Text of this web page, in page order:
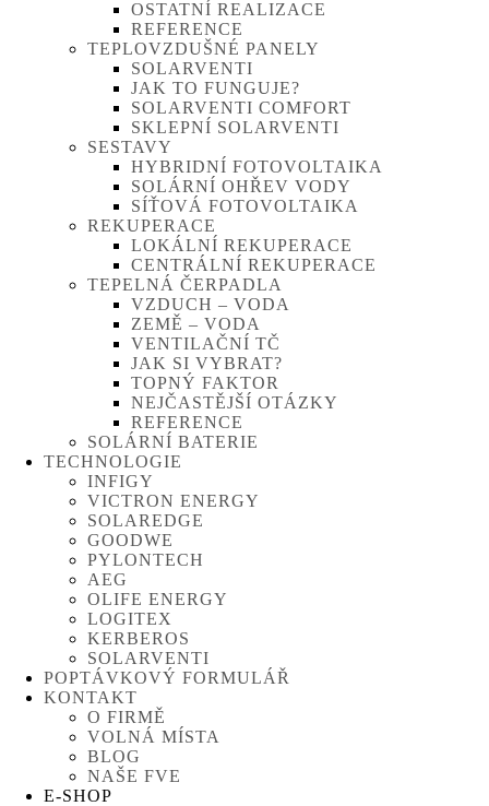
OSTATNÍ REALIZACE
REFERENCE
TEPLOVZDUŠNÉ PANELY
SOLARVENTI
JAK TO FUNGUJE?
SOLARVENTI COMFORT
SKLEPNÍ SOLARVENTI
SESTAVY
HYBRIDNÍ FOTOVOLTAIKA
SOLÁRNÍ OHŘEV VODY
SÍŤOVÁ FOTOVOLTAIKA
REKUPERACE
LOKÁLNÍ REKUPERACE
CENTRÁLNÍ REKUPERACE
TEPELNÁ ČERPADLA
VZDUCH – VODA
ZEMĚ – VODA
VENTILAČNÍ TČ
JAK SI VYBRAT?
TOPNÝ FAKTOR
NEJČASTĚJŠÍ OTÁZKY
REFERENCE
SOLÁRNÍ BATERIE
TECHNOLOGIE
INFIGY
VICTRON ENERGY
SOLAREDGE
GOODWE
PYLONTECH
AEG
OLIFE ENERGY
LOGITEX
KERBEROS
SOLARVENTI
POPTÁVKOVÝ FORMULÁŘ
KONTAKT
O FIRMĚ
VOLNÁ MÍSTA
BLOG
NAŠE FVE
E-SHOP